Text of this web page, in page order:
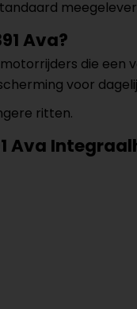
Ava?
die
voor
ritten.
Ava